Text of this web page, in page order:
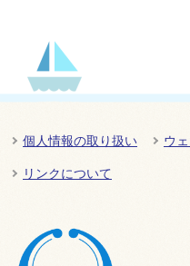
個人情報の取り扱い ウ
リンクについて